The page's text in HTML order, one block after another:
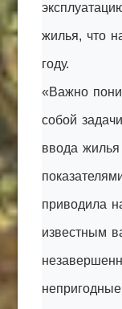
жилья, что
году.
«Важно
собой
ввода
приводила
известным